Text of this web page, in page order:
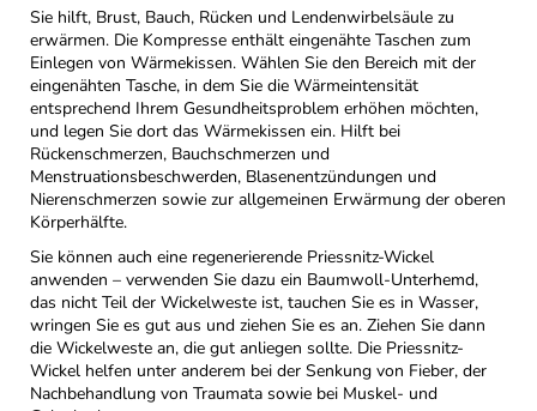
Sie hilft, Brust, Bauch, Rücken und Lendenwirbelsäule zu
erwärmen. Die Kompresse enthält eingenähte Taschen zum
Einlegen von Wärmekissen. Wählen Sie den Bereich mit der
eingenähten Tasche, in dem Sie die Wärmeintensität
entsprechend Ihrem Gesundheitsproblem erhöhen möchten,
und legen Sie dort das Wärmekissen ein. Hilft bei
Rückenschmerzen, Bauchschmerzen und
Menstruationsbeschwerden, Blasenentzündungen und
Nierenschmerzen sowie zur allgemeinen Erwärmung der oberen
Körperhälfte.
Sie können auch eine regenerierende Priessnitz-Wickel
anwenden – verwenden Sie dazu ein Baumwoll-Unterhemd,
das nicht Teil der Wickelweste ist, tauchen Sie es in Wasser,
wringen Sie es gut aus und ziehen Sie es an. Ziehen Sie dann
die Wickelweste an, die gut anliegen sollte. Die Priessnitz-
Wickel helfen unter anderem bei der Senkung von Fieber, der
Nachbehandlung von Traumata sowie bei Muskel- und